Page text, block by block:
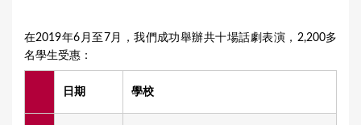
在2019年6月至7月，我們成功舉辦共十場話劇表演，2,200多
名學生受惠：
日期 學校